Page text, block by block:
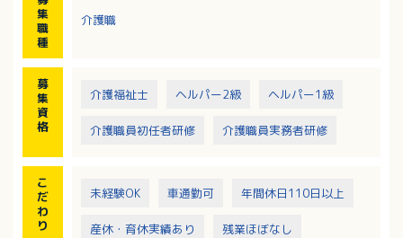
※利用定員：1ユニット9人×2ユニット 計18人
集
職
種
介護職
募
集
資
格
介護福祉士 ヘルパー2級 ヘルパー1級
介護職員初任者研修 介護職員実務者研修
こ
だ
わ
り
未経験OK 車通勤可 年間休日110日以上
産休・育休実績あり 残業ほぼなし